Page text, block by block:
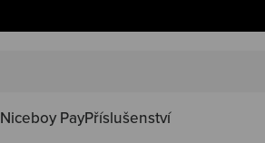
Niceboy PayPříslušenství
Oblíbené produkty teď
Koupit